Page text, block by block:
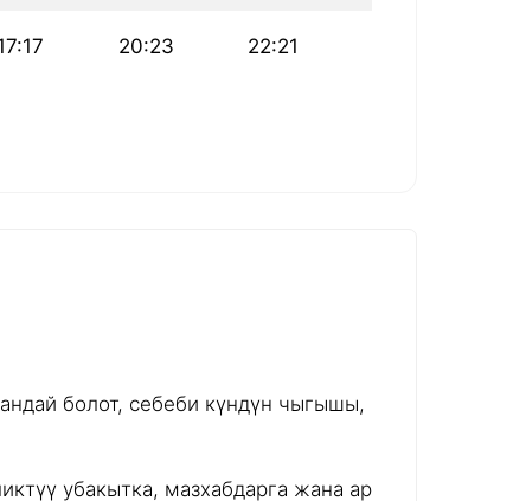
20:23 22:21
болот, себеби күндүн чыгышы,
убакытка, мазхабдарга жана ар